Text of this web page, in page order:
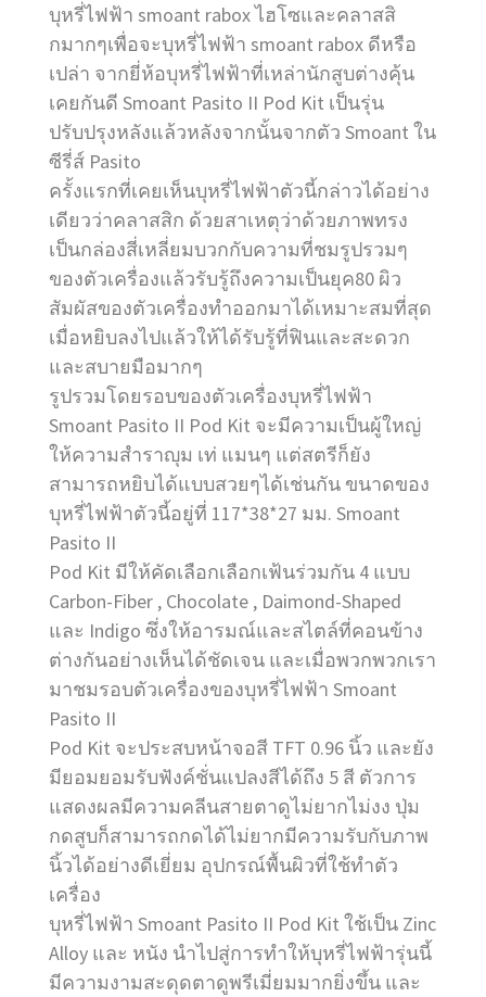
บุหรี่ไฟฟ้า smoant rabox ไฮโซและคลาสสิ
กมากๆเพื่อจะบุหรี่ไฟฟ้า smoant rabox ดีหรือ
เปล่า จากยี่ห้อบุหรี่ไฟฟ้าที่เหล่านักสูบต่างคุ้น
เคยกันดี Smoant Pasito II Pod Kit เป็นรุ่น
ปรับปรุงหลังแล้วหลังจากนั้นจากตัว Smoant ใน
ซีรี่ส์ Pasito
ครั้งแรกที่เคยเห็นบุหรี่ไฟฟ้าตัวนี้กล่าวได้อย่าง
เดียวว่าคลาสสิก ด้วยสาเหตุว่าด้วยภาพทรง
เป็นกล่องสี่เหลี่ยมบวกกับความที่ชมรูปรวมๆ
ของตัวเครื่องแล้วรับรู้ถึงความเป็นยุค80 ผิว
สัมผัสของตัวเครื่องทำออกมาได้เหมาะสมที่สุด
เมื่อหยิบลงไปแล้วให้ได้รับรู้ที่ฟินและสะดวก
และสบายมือมากๆ
รูปรวมโดยรอบของตัวเครื่องบุหรี่ไฟฟ้า
Smoant Pasito II Pod Kit จะมีความเป็นผู้ใหญ่
ให้ความสำราญุม เท่ แมนๆ แต่สตรีก็ยัง
สามารถหยิบได้แบบสวยๆได้เช่นกัน ขนาดของ
บุหรี่ไฟฟ้าตัวนี้อยู่ที่ 117*38*27 มม. Smoant
Pasito II
Pod Kit มีให้คัดเลือกเลือกเฟ้นร่วมกัน 4 แบบ
Carbon-Fiber , Chocolate , Daimond-Shaped
และ Indigo ซึ่งให้อารมณ์และสไตล์ที่คอนข้าง
ต่างกันอย่างเห็นได้ชัดเจน และเมื่อพวกพวกเรา
มาชมรอบตัวเครื่องของบุหรี่ไฟฟ้า Smoant
Pasito II
Pod Kit จะประสบหน้าจอสี TFT 0.96 นิ้ว และยัง
มียอมยอมรับฟังค์ชั่นแปลงสีได้ถึง 5 สี ตัวการ
แสดงผลมีความคลีนสายตาดูไม่ยากไม่งง ปุ่ม
กดสูบก็สามารถกดได้ไม่ยากมีความรับกับภาพ
นิ้วได้อย่างดีเยี่ยม อุปกรณ์พื้นผิวที่ใช้ทำตัว
เครื่อง
บุหรี่ไฟฟ้า Smoant Pasito II Pod Kit ใช้เป็น Zinc
Alloy และ หนัง นำไปสู่การทำให้บุหรี่ไฟฟ้ารุ่นนี้
มีความงามสะดุดตาดูพรีเมี่ยมมากยิ่งขึ้น และ